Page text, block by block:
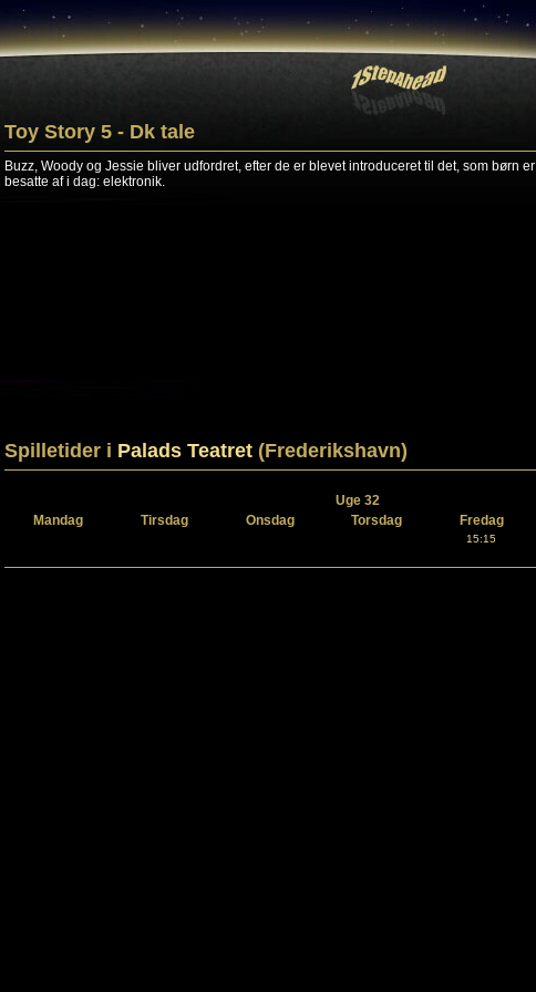
Toy Story 5 - Dk tale
Buzz, Woody og Jessie bliver udfordret, efter de er blevet introduceret til det, som børn er
besatte af i dag: elektronik.
Spilletider i Palads Teatret (Frederikshavn)
Uge 32
Mandag
Tirsdag Onsdag Torsdag Fredag
15:15